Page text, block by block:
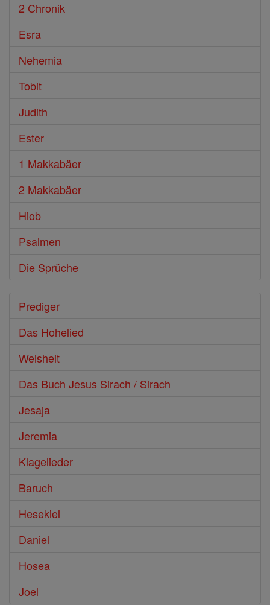
2 Chronik
Esra
Nehemia
Tobit
Judith
Ester
1 Makkabäer
2 Makkabäer
Hiob
Psalmen
Die Sprüche
Prediger
Das Hohelied
Weisheit
Das Buch Jesus Sirach / Sirach
Jesaja
Jeremia
Klagelieder
Baruch
Hesekiel
Daniel
Hosea
Joel